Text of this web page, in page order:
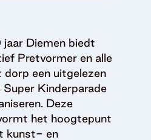
Diemen biedt
Pretvormer en alle
dorp een uitgelezen
Kinderparade
Deze
het hoogtepunt
kunst- en